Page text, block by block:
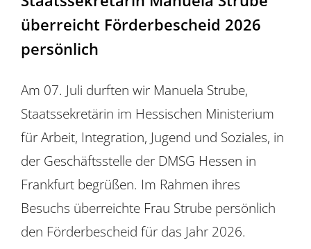
überreicht Förderbescheid 2026
persönlich
Am 07. Juli durften wir Manuela Strube,
Staatssekretärin im Hessischen Ministerium
für Arbeit, Integration, Jugend und Soziales, in
der Geschäftsstelle der DMSG Hessen in
Frankfurt begrüßen. Im Rahmen ihres
Besuchs überreichte Frau Strube persönlich
den Förderbescheid für das Jahr 2026.